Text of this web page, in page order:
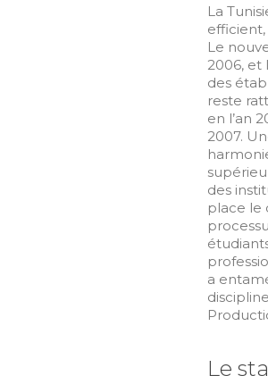
La
Le
2006, et
des
reste
en l’an
2007.
des
place le
a
Le